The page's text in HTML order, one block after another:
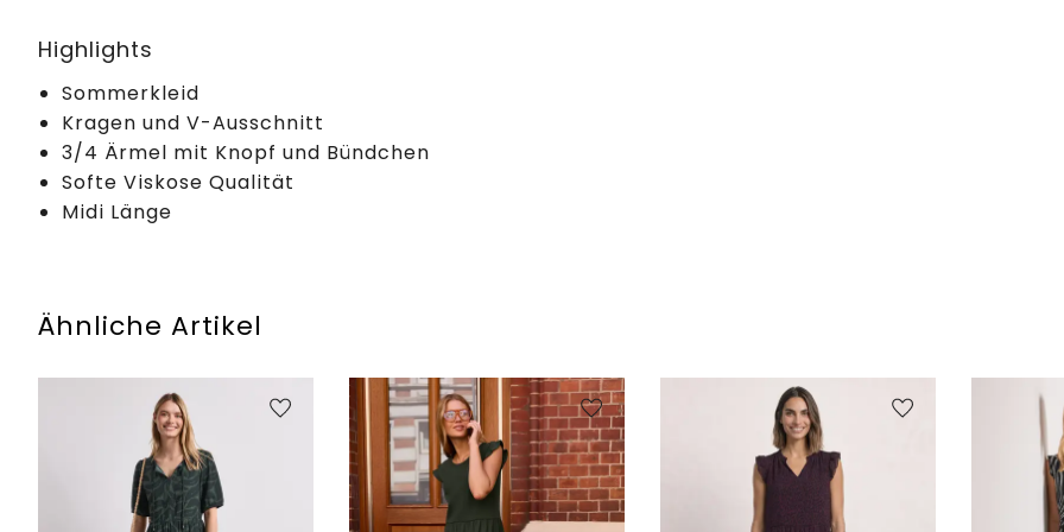
Highlights
Sommerkleid
Kragen und V-Ausschnitt
3/4 Ärmel mit Knopf und Bündchen
Softe Viskose Qualität
Midi Länge
Ähnliche Artikel